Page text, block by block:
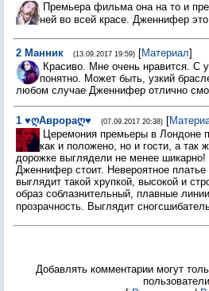
Премьера фильма она на то и
ней во всей красе. Дженнифер
2 Манник (13.09.2017 19:59) [Материал]
Красиво. Мне очень нравится. С
понятно. Может быть, узкий
любом случае Дженнифер отлично
1 ♥ღАврораღ♥ (07.09.2017 20:38) [
Церемония премьеры в Лондоне
как и положено, но и гости, а так
дорожке выглядели не менее шикарно!
Дженнифер стоит. Невероятное
выглядит такой хрупкой, высокой и
образ соблазнительный, плавные
прозрачность. Выглядит
Добавлять комментарии могут